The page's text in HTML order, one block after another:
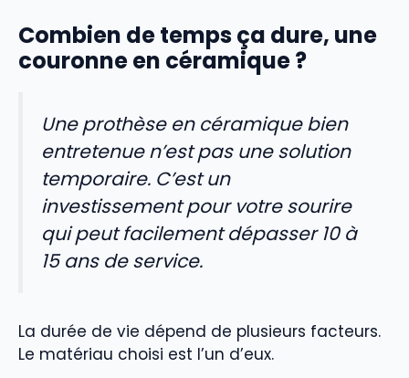
Combien de temps ça dure, une
couronne en céramique ?
Une prothèse en céramique bien
entretenue n’est pas une solution
temporaire. C’est un
investissement pour votre sourire
qui peut facilement dépasser 10 à
15 ans de service.
La durée de vie dépend de plusieurs facteurs.
Le matériau choisi est l’un d’eux.